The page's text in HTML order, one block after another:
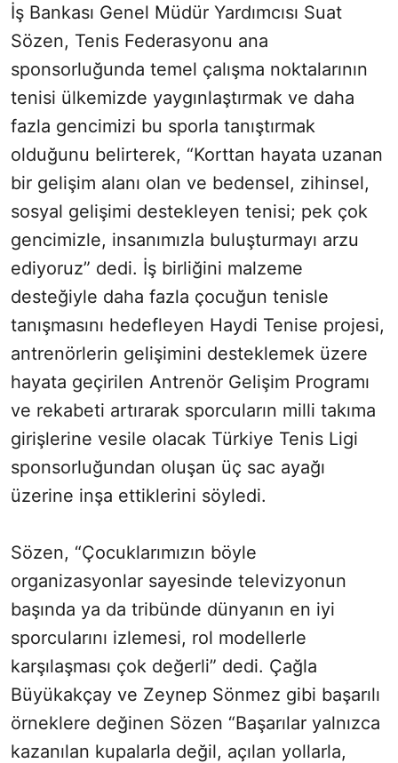
İş Bankası Genel Müdür Yardımcısı Suat
Sözen, Tenis Federasyonu ana
sponsorluğunda temel çalışma noktalarının
tenisi ülkemizde yaygınlaştırmak ve daha
fazla gencimizi bu sporla tanıştırmak
olduğunu belirterek, “Korttan hayata uzanan
bir gelişim alanı olan ve bedensel, zihinsel,
sosyal gelişimi destekleyen tenisi; pek çok
gencimizle, insanımızla buluşturmayı arzu
ediyoruz” dedi. İş birliğini malzeme
desteğiyle daha fazla çocuğun tenisle
tanışmasını hedefleyen Haydi Tenise projesi,
antrenörlerin gelişimini desteklemek üzere
hayata geçirilen Antrenör Gelişim Programı
ve rekabeti artırarak sporcuların milli takıma
girişlerine vesile olacak Türkiye Tenis Ligi
sponsorluğundan oluşan üç sac ayağı
üzerine inşa ettiklerini söyledi.
Sözen, “Çocuklarımızın böyle
organizasyonlar sayesinde televizyonun
başında ya da tribünde dünyanın en iyi
sporcularını izlemesi, rol modellerle
karşılaşması çok değerli” dedi. Çağla
Büyükakçay ve Zeynep Sönmez gibi başarılı
örneklere değinen Sözen “Başarılar yalnızca
kazanılan kupalarla değil, açılan yollarla,